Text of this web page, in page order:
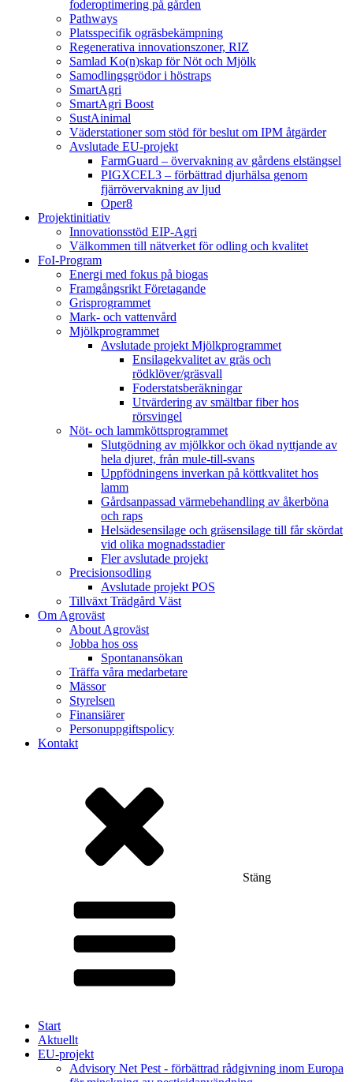
foderoptimering på gården
Pathways
Platsspecifik ogräsbekämpning
Regenerativa innovationszoner, RIZ
Samlad Ko(n)skap för Nöt och Mjölk
Samodlingsgrödor i höstraps
SmartAgri
SmartAgri Boost
SustAinimal
Väderstationer som stöd för beslut om IPM åtgärder
Avslutade EU-projekt
FarmGuard – övervakning av gårdens elstängsel
PIGXCEL3 – förbättrad djurhälsa genom
fjärrövervakning av ljud
Oper8
Projektinitiativ
Innovationsstöd EIP-Agri
Välkommen till nätverket för odling och kvalitet
FoI-Program
Energi med fokus på biogas
Framgångsrikt Företagande
Grisprogrammet
Mark- och vattenvård
Mjölkprogrammet
Avslutade projekt Mjölkprogrammet
Ensilagekvalitet av gräs och
rödklöver/gräsvall
Foderstatsberäkningar
Utvärdering av smältbar fiber hos
rörsvingel
Nöt- och lammköttsprogrammet
Slutgödning av mjölkkor och ökad nyttjande av
hela djuret, från mule-till-svans
Uppfödningens inverkan på köttkvalitet hos
lamm
Gårdsanpassad värmebehandling av åkerböna
och raps
Helsädesensilage och gräsensilage till får skördat
vid olika mognadsstadier
Fler avslutade projekt
Precisionsodling
Avslutade projekt POS
Tillväxt Trädgård Väst
Om Agroväst
About Agroväst
Jobba hos oss
Spontanansökan
Träffa våra medarbetare
Mässor
Styrelsen
Finansiärer
Personuppgiftspolicy
Kontakt
Stäng
Start
Aktuellt
EU-projekt
Advisory Net Pest - förbättrad rådgivning inom Europa